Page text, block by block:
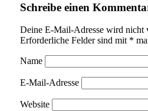
Schreibe einen
Deine E-Mail-Adresse wird nicht
Erforderliche Felder sind mit *
Name
E-Mail-Adresse
Website